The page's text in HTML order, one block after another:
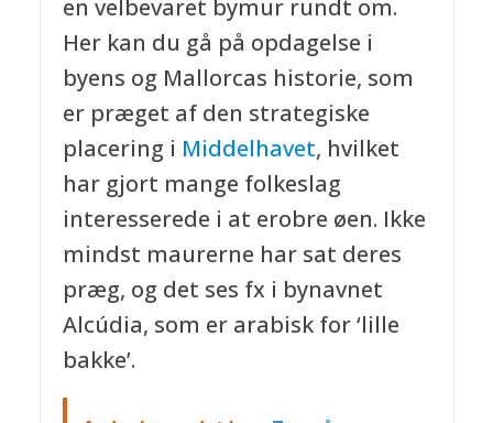
en velbevaret bymur rundt om.
Her kan du gå på opdagelse i
byens og Mallorcas historie, som
er præget af den strategiske
placering i Middelhavet, hvilket
har gjort mange folkeslag
interesserede i at erobre øen. Ikke
mindst maurerne har sat deres
præg, og det ses fx i bynavnet
Alcúdia, som er arabisk for ‘lille
bakke’.